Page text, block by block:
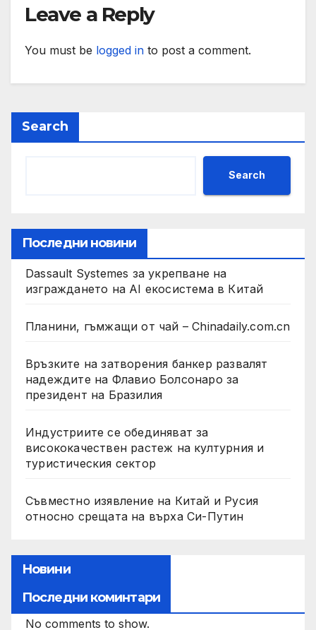
Leave a Reply
You must be logged in to post a comment.
Search
Search
Последни новини
Dassault Systemes за укрепване на
изграждането на AI екосистема в Китай
Планини, гъмжащи от чай – Chinadaily.com.cn
Връзките на затворения банкер развалят
надеждите на Флавио Болсонаро за
президент на Бразилия
Индустриите се обединяват за
висококачествен растеж на културния и
туристическия сектор
Съвместно изявление на Китай и Русия
относно срещата на върха Си-Путин
Новини
Последни коминтари
No comments to show.